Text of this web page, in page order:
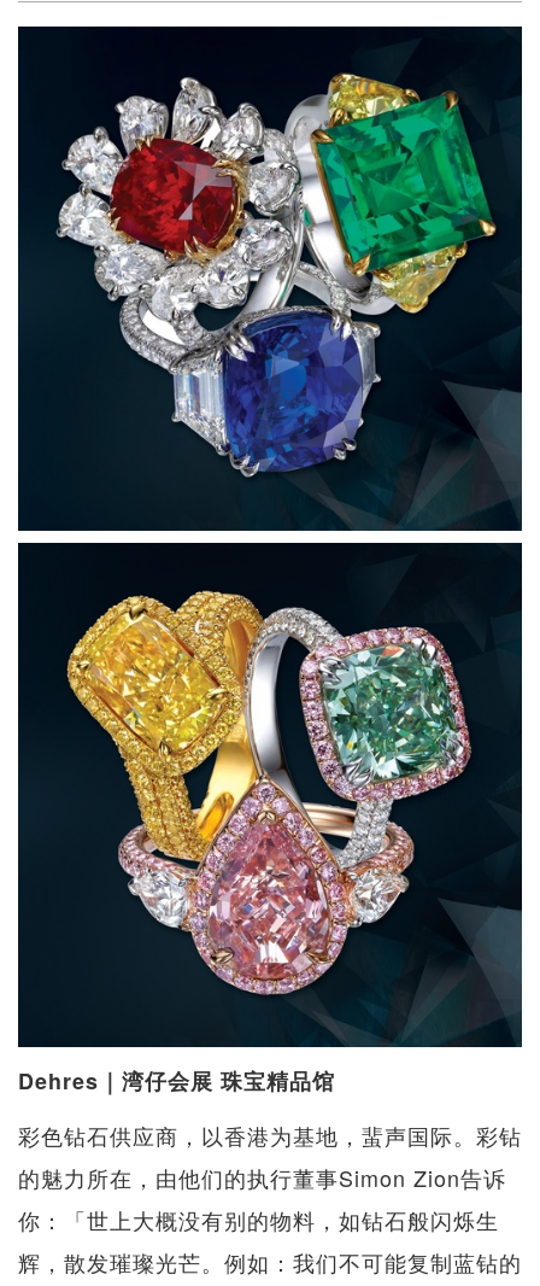
Dehres｜湾仔会展 珠宝精品馆
彩色钻石供应商，以香港为基地，蜚声国际。彩钻
的魅力所在，由他们的执行董事Simon Zion告诉
你：「世上大概没有别的物料，如钻石般闪烁生
辉，散发璀璨光芒。例如：我们不可能复制蓝钻的